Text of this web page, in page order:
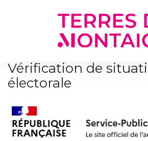
Vérification de
électorale